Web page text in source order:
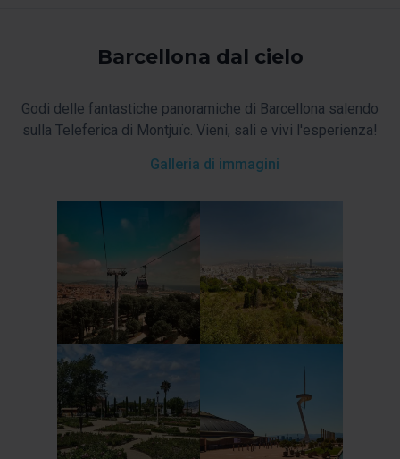
Barcellona dal cielo
Godi delle fantastiche panoramiche di Barcellona salendo
sulla Teleferica di Montjuïc. Vieni, sali e vivi l'esperienza!
Galleria di immagini